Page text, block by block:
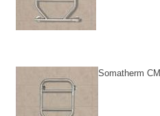
Somatherm